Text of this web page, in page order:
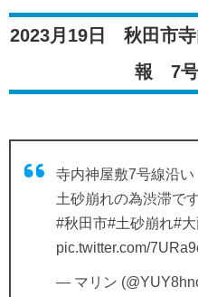
2023月19日 秋田市寺
報 7号
寺内神屋敷7号線沿い
土砂崩れの為渋滞で
#秋田市#土砂崩れ#
pic.twitter.com/
— マリン